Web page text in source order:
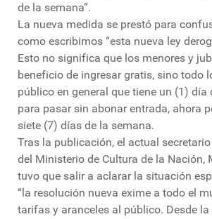
de la semana”.
La nueva medida se prestó para
como escribimos “esta nueva ley
Esto no significa que los menores y
beneficio de ingresar gratis, sino todo
público en general que tiene un (1) día
para pasar sin abonar entrada, ahora
siete (7) días de la semana.
Tras la publicación, el actual
del Ministerio de Cultura de la Nación,
tuvo que salir a aclarar la situación
“la resolución nueva exime a todo el
tarifas y aranceles al público. Desde